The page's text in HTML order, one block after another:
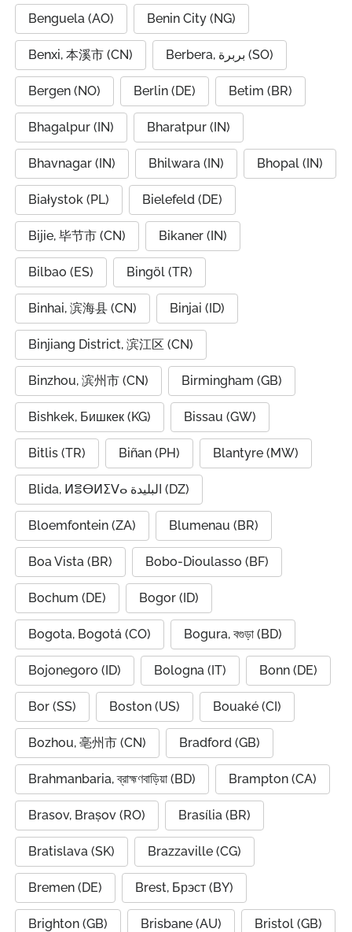
Benguela (AO) Benin City (NG)
Benxi, 本溪市 (CN) Berbera, بربرة (SO)
Bergen (NO) Berlin (DE) Betim (BR)
Bhagalpur (IN) Bharatpur (IN)
Bhavnagar (IN) Bhilwara (IN) Bhopal (IN)
Białystok (PL) Bielefeld (DE)
Bijie, 毕节市 (CN) Bikaner (IN)
Bilbao (ES) Bingöl (TR)
Binhai, 滨海县 (CN) Binjai (ID)
Binjiang District, 滨江区 (CN)
Binzhou, 滨州市 (CN) Birmingham (GB)
Bishkek, Бишкек (KG) Bissau (GW)
Bitlis (TR) Biñan (PH) Blantyre (MW)
Blida, ⵍⴻⴱⵍⵉⴸⴰ البليدة (DZ)
Bloemfontein (ZA) Blumenau (BR)
Boa Vista (BR) Bobo-Dioulasso (BF)
Bochum (DE) Bogor (ID)
Bogota, Bogotá (CO) Bogura, বগুড়া (BD)
Bojonegoro (ID) Bologna (IT) Bonn (DE)
Bor (SS) Boston (US) Bouaké (CI)
Bozhou, 亳州市 (CN) Bradford (GB)
Brahmanbaria, ব্রাহ্মণবাড়িয়া (BD) Brampton (CA)
Brasov, Brașov (RO) Brasília (BR)
Bratislava (SK) Brazzaville (CG)
Bremen (DE) Brest, Брэст (BY)
Brighton (GB) Brisbane (AU) Bristol (GB)